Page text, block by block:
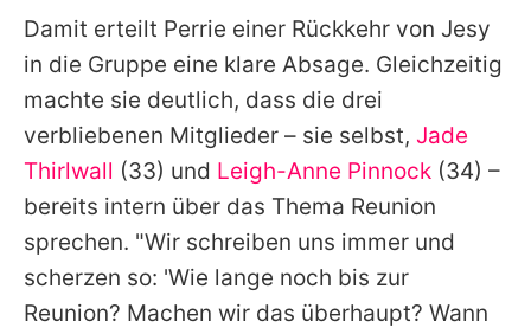
Damit erteilt Perrie einer Rückkehr von Jesy
in die Gruppe eine klare Absage. Gleichzeitig
machte sie deutlich, dass die drei
verbliebenen Mitglieder – sie selbst, Jade
Thirlwall (33) und Leigh-Anne Pinnock (34) –
bereits intern über das Thema Reunion
sprechen. "Wir schreiben uns immer und
scherzen so: 'Wie lange noch bis zur
Reunion? Machen wir das überhaupt? Wann